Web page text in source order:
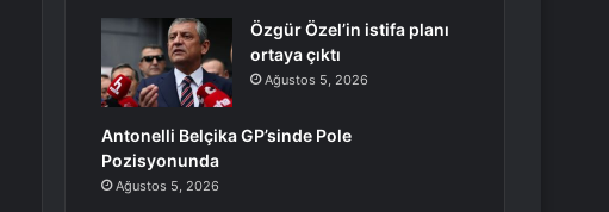
Özgür Özel’in istifa planı
ortaya çıktı
Ağustos 5, 2026
Antonelli Belçika GP’sinde Pole
Pozisyonunda
Ağustos 5, 2026